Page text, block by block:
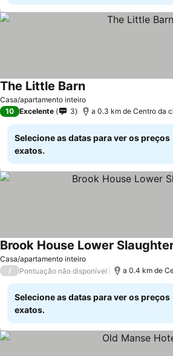
Casa/apartamento inteiro
The Little BarnVer preços
10 Excelente 3 a 0.3 km de Centro da
Selecione as datas para ver os preços
exatos.
Casa/apartamento inteiro
Brook House Lower
/ Pontuação não disponível a 0.4 km de
Selecione as datas para ver os preços
exatos.